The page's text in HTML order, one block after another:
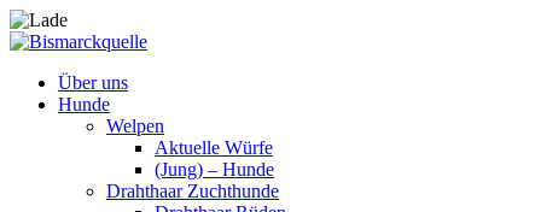
Über uns
Hunde
Welpen
Aktuelle Würfe
(Jung) – Hunde
Drahthaar Zuchthunde